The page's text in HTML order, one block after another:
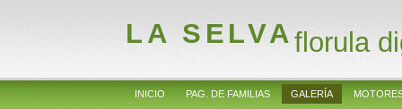
LA SELVAflorula
INICIO PAG. DE FAMILIAS GALERÍA